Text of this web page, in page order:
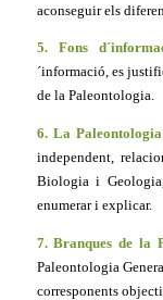
aconseguir els
5. Fons
´informació, es
de la Paleontologia.
6. La
independent,
Biologia i
enumerar i explicar.
7. Branques de la
Paleontologia
corresponents